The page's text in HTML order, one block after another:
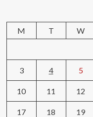
M
T W
3 4 5
10 11 12
17 18 19